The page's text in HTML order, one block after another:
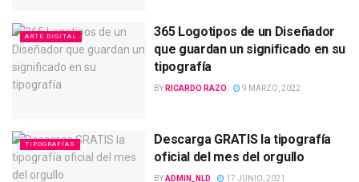
ARTE DIGITAL
365 Logotipos de un Diseñador
que guardan un significado en su
tipografía
BY RICARDO RAZO 9 MARZO, 2022
TIPOGRAFÍAS
Descarga GRATIS la tipografía
oficial del mes del orgullo
BYADMIN_NLD 17 JUNIO, 2021